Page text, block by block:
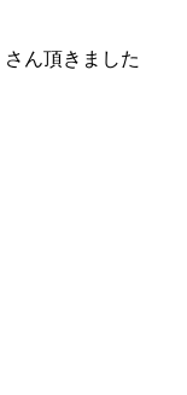
ん頂きました